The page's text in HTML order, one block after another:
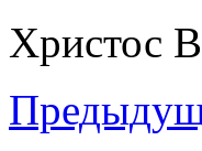
Христос